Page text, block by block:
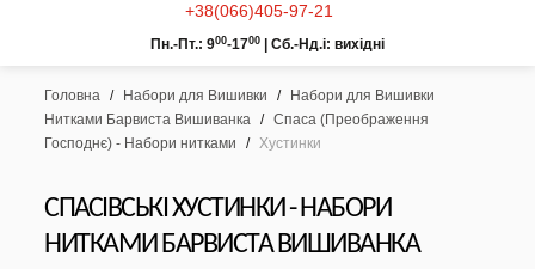
+38(066)405-97-21
Пн.-Пт.: 900-1700 Сб.-Нд.і: вихідні
NEW 2026 - Колекція «Українські
Натюрморти» / Схеми для вишивки
Головна / Набори для Вишивки /
Набори для Вишивки
Нитками Барвиста Вишиванка
/ Спаса (Преображення
Господнє) - Набори нитками
/ Хустинки
СПАСІВСЬКІ ХУСТИНКИ - НАБОРИ
НИТКАМИ БАРВИСТА ВИШИВАНКА